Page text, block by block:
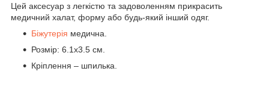
Цей аксесуар з легкістю та задоволенням прикрасить
медичний халат, форму або будь-який інший одяг.
Біжутерія медична.
Розмір: 6.1х3.5 см.
Кріплення – шпилька.